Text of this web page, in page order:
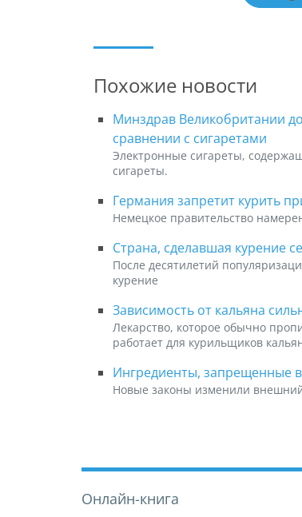
Похожие новости
Минздрав Великобритании
сравнении с сигаретами
Электронные сигареты,
сигареты.
Германия запретит курить
Немецкое правительство
Страна, сделавшая курение
После десятилетий
курение
Зависимость от кальяна
Лекарство, которое обычно
работает для курильщиков
Ингредиенты, запрещенные
Новые законы изменили
Онлайн-книга